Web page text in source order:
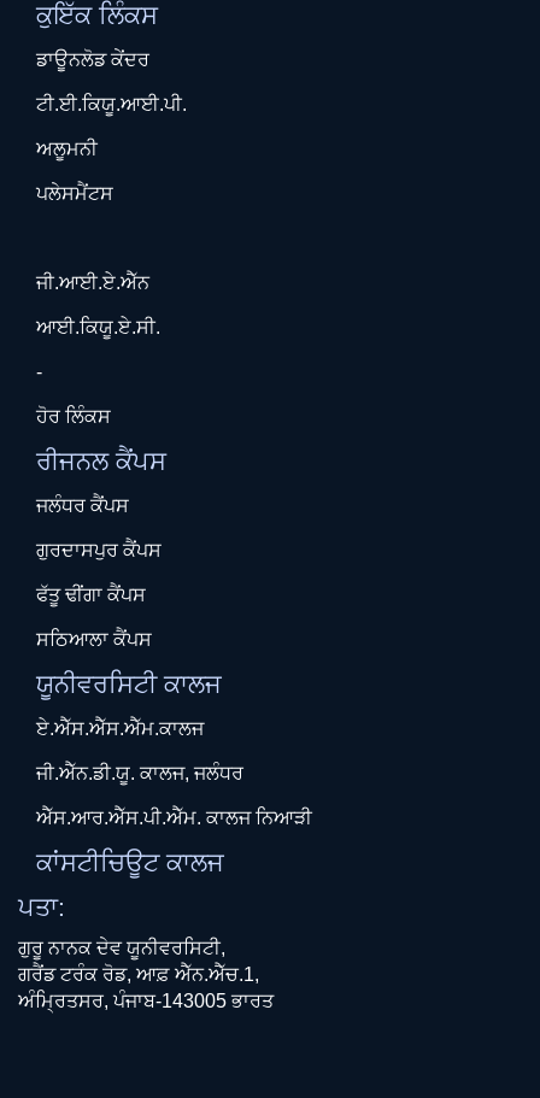
ਕੁਇੱਕ ਲਿੰਕਸ
ਡਾਊਨਲੋਡ ਕੇਂਦਰ
ਟੀ.ਈ.ਕਿਯੂ.ਆਈ.ਪੀ.
ਅਲੂਮਨੀ
ਪਲੇਸਮੈਂਟਸ
ਜੀ.ਆਈ.ਏ.ਐੱਨ
ਆਈ.ਕਿਯੂ.ਏ.ਸੀ.
-
ਹੋਰ ਲਿੰਕਸ
ਰੀਜਨਲ ਕੈਂਪਸ
ਜਲੰਧਰ ਕੈਂਪਸ
ਗੁਰਦਾਸਪੁਰ ਕੈਂਪਸ
ਫੱਤੂ ਢੀਂਗਾ ਕੈਂਪਸ
ਸਠਿਆਲਾ ਕੈਂਪਸ
ਯੂਨੀਵਰਸਿਟੀ ਕਾਲਜ
ਏ.ਐੱਸ.ਐੱਸ.ਐੱਮ.ਕਾਲਜ
ਜੀ.ਐੱਨ.ਡੀ.ਯੂ. ਕਾਲਜ, ਜਲੰਧਰ
ਐੱਸ.ਆਰ.ਐੱਸ.ਪੀ.ਐੱਮ. ਕਾਲਜ ਨਿਆੜੀ
ਕਾਂਸਟੀਚਿਊਟ ਕਾਲਜ
ਪਤਾ:
ਗੁਰੂ ਨਾਨਕ ਦੇਵ ਯੂਨੀਵਰਸਿਟੀ,
ਗਰੈਂਡ ਟਰੰਕ ਰੋਡ, ਆਫ਼ ਐੱਨ.ਐੱਚ.1,
ਅੰਮ੍ਰਿਤਸਰ, ਪੰਜਾਬ-143005 ਭਾਰਤ